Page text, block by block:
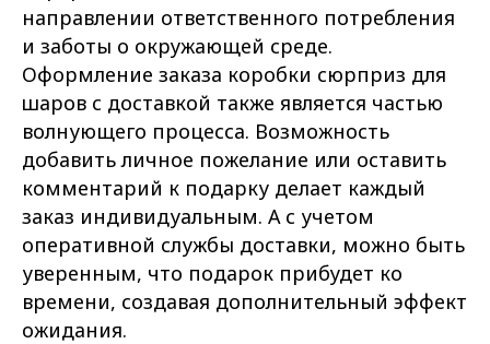
направлении ответственного потребления
и заботы о окружающей среде.
Оформление заказа коробки сюрприз для
шаров с доставкой также является частью
волнующего процесса. Возможность
добавить личное пожелание или оставить
комментарий к подарку делает каждый
заказ индивидуальным. А с учетом
оперативной службы доставки, можно быть
уверенным, что подарок прибудет ко
времени, создавая дополнительный эффект
ожидания.